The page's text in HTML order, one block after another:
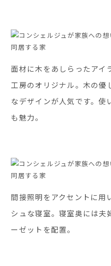
面材に木をあしらったアイ
工房のオリジナル。木の優
なデザインが人気です。使
も魅力。
間接照明をアクセントに用
シュな寝室。寝室奥には夫
ーゼットを配置。